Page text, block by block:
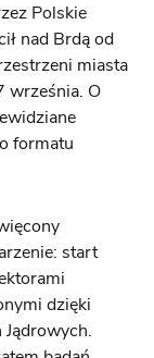
Polskie
nad Brdą od
miasta
września. O
formatu
start
dzięki